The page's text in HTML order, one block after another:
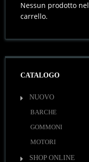
Nessun prodotto nel
carrello.
CATALOGO
NUOVO
BARCHE
GOMMONI
MOTORI
SHOP ONLINE